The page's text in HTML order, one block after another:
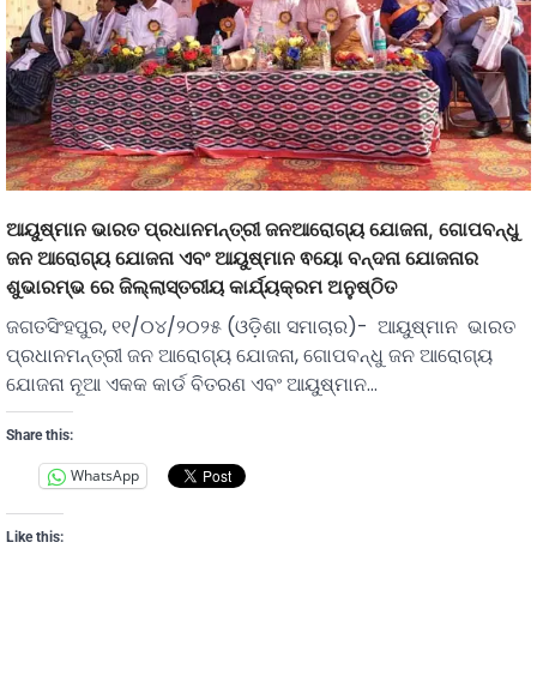
ଆୟୁଷ୍ମାନ ଭାରତ ପ୍ରଧାନମନ୍ତ୍ରୀ ଜନଆରୋଗ୍ୟ ଯୋଜନା, ଗୋପବନ୍ଧୁ
ଜନ ଆରୋଗ୍ୟ ଯୋଜନା ଏବଂ ଆୟୁଷ୍ମାନ ଵୟୋ ବନ୍ଦନା ଯୋଜନାର
ଶୁଭାରମ୍ଭ ରେ ଜିଲ୍ଲାସ୍ତରୀୟ କାର୍ଯ୍ୟକ୍ରମ ଅନୁଷ୍ଠିତ
ଜଗତସିଂହପୁର, ୧୧/୦୪/୨୦୨୫ (ଓଡ଼ିଶା ସମାଚାର)- ଆୟୁଷ୍ମାନ ଭାରତ
ପ୍ରଧାନମନ୍ତ୍ରୀ ଜନ ଆରୋଗ୍ୟ ଯୋଜନା, ଗୋପବନ୍ଧୁ ଜନ ଆରୋଗ୍ୟ
ଯୋଜନା ନୂଆ ଏକକ କାର୍ଡ ବିତରଣ ଏବଂ ଆୟୁଷ୍ମାନ…
Share this:
WhatsApp
Like this: